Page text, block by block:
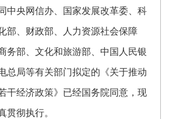
中央网信办、国家发展改革委、科
部、财政部、人力资源社会保障
务部、文化和旅游部、中国人民银
总局等有关部门拟定的《关于推动
干经济政策》已经国务院同意，现
贯彻执行。